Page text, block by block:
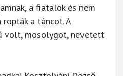
a fiatalok és nem
ropták a táncot. A
volt, mosolygot, nevetett